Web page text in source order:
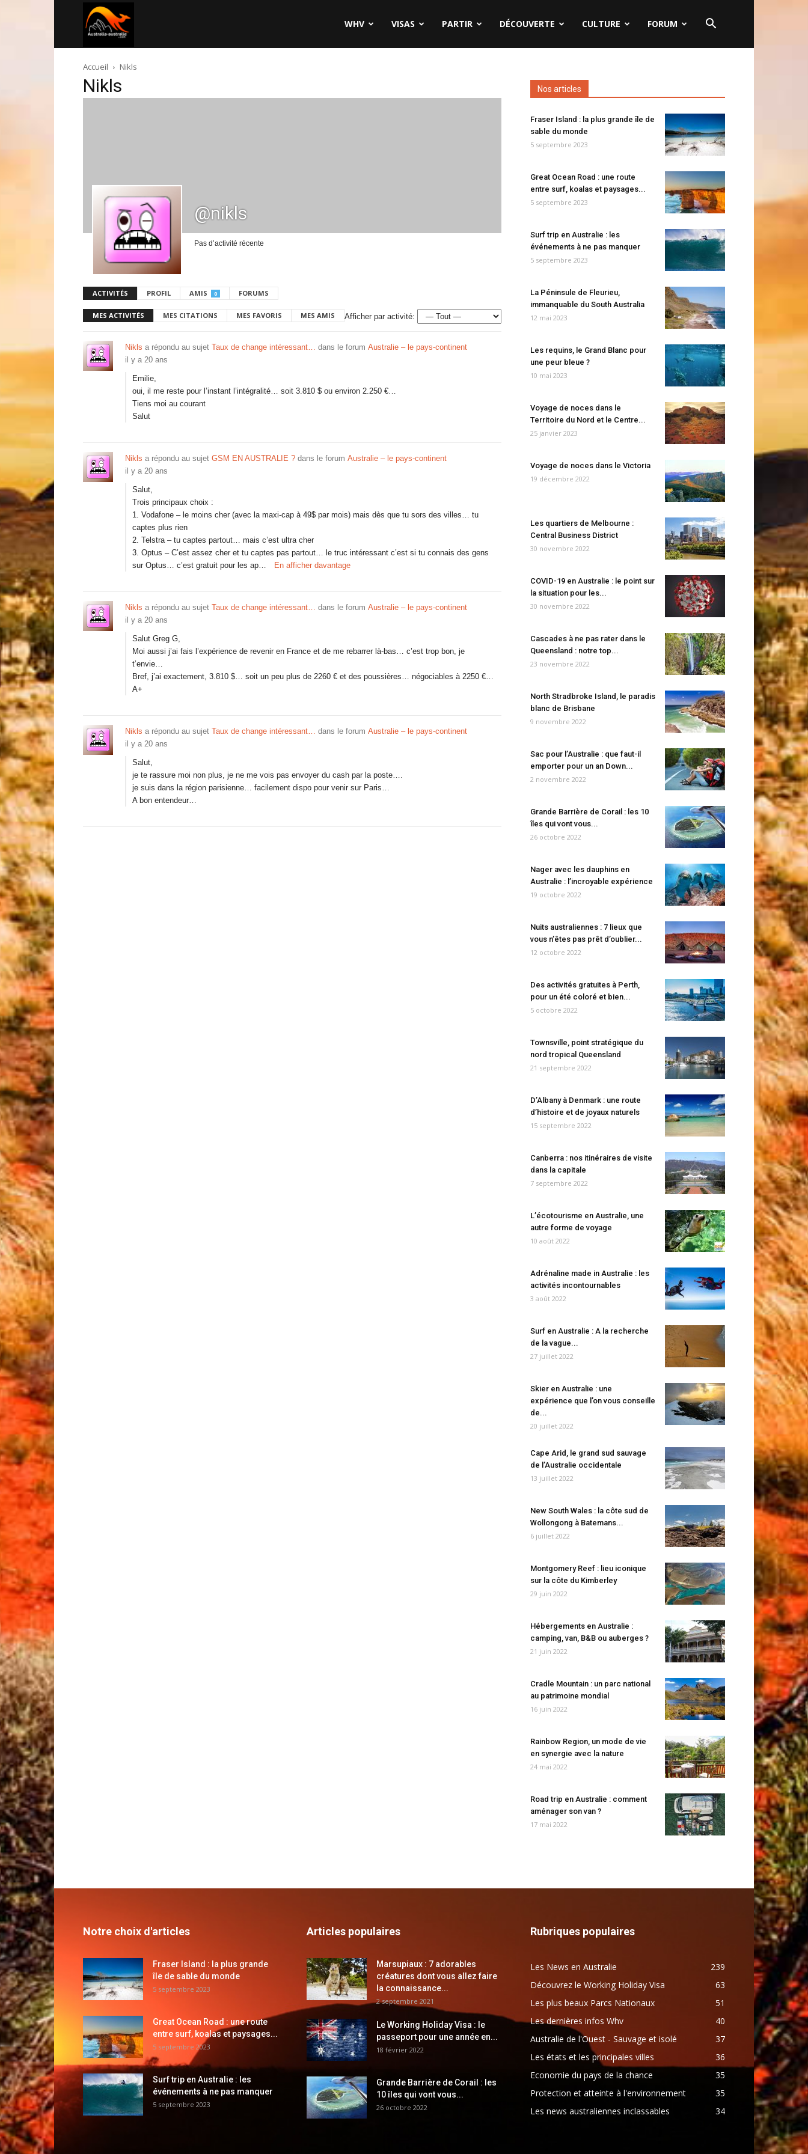
australie.com
WHV VISAS PARTIR DÉCOUVERTE CULTURE FORUM
Accueil Nikls
Nikls
@nikls
Pas d’activité récente
ACTIVITÉS PROFIL AMIS 0 FORUMS
MES ACTIVITÉS MES CITATIONS MES FAVORIS MES AMIS Afficher par activité:
Nikls a répondu au sujet Taux de change intéressant… dans le forum Australie – le pays-continent
il y a 20 ans
Emilie,
oui, il me reste pour l’instant l’intégralité… soit 3.810 $ ou environ 2.250 €…
Tiens moi au courant
Salut
Nikls a répondu au sujet GSM EN AUSTRALIE ? dans le forum Australie – le pays-continent
il y a 20 ans
Salut,
Trois principaux choix :
1. Vodafone – le moins cher (avec la maxi-cap à 49$ par mois) mais dès que tu sors des villes… tu
captes plus rien
2. Telstra – tu captes partout… mais c’est ultra cher
3. Optus – C’est assez cher et tu captes pas partout… le truc intéressant c’est si tu connais des gens
sur Optus… c’est gratuit pour les ap…
En afficher davantage
Nikls a répondu au sujet Taux de change intéressant… dans le forum Australie – le pays-continent
il y a 20 ans
Salut Greg G,
Moi aussi j’ai fais l’expérience de revenir en France et de me rebarrer là-bas… c’est trop bon, je
t’envie…
Bref, j’ai exactement, 3.810 $… soit un peu plus de 2260 € et des poussières… négociables à 2250 €…
A+
Nikls a répondu au sujet Taux de change intéressant… dans le forum Australie – le pays-continent
il y a 20 ans
Salut,
je te rassure moi non plus, je ne me vois pas envoyer du cash par la poste….
je suis dans la région parisienne… facilement dispo pour venir sur Paris…
A bon entendeur…
Nos articles
Fraser Island : la plus grande île de
sable du monde
5 septembre 2023
Great Ocean Road : une route
entre surf, koalas et paysages...
5 septembre 2023
Surf trip en Australie : les
événements à ne pas manquer
5 septembre 2023
La Péninsule de Fleurieu,
immanquable du South Australia
12 mai 2023
Les requins, le Grand Blanc pour
une peur bleue ?
10 mai 2023
Voyage de noces dans le
Territoire du Nord et le Centre...
25 janvier 2023
Voyage de noces dans le Victoria
19 décembre 2022
Les quartiers de Melbourne :
Central Business District
30 novembre 2022
COVID-19 en Australie : le point sur
la situation pour les...
30 novembre 2022
Cascades à ne pas rater dans le
Queensland : notre top...
23 novembre 2022
North Stradbroke Island, le paradis
blanc de Brisbane
9 novembre 2022
Sac pour l’Australie : que faut-il
emporter pour un an Down...
2 novembre 2022
Grande Barrière de Corail : les 10
îles qui vont vous...
26 octobre 2022
Nager avec les dauphins en
Australie : l’incroyable expérience
19 octobre 2022
Nuits australiennes : 7 lieux que
vous n’êtes pas prêt d’oublier...
12 octobre 2022
Des activités gratuites à Perth,
pour un été coloré et bien...
5 octobre 2022
Townsville, point stratégique du
nord tropical Queensland
21 septembre 2022
D’Albany à Denmark : une route
d’histoire et de joyaux naturels
15 septembre 2022
Canberra : nos itinéraires de visite
dans la capitale
7 septembre 2022
L’écotourisme en Australie, une
autre forme de voyage
10 août 2022
Adrénaline made in Australie : les
activités incontournables
3 août 2022
Surf en Australie : A la recherche
de la vague...
27 juillet 2022
Skier en Australie : une
expérience que l’on vous conseille
de...
20 juillet 2022
Cape Arid, le grand sud sauvage
de l’Australie occidentale
13 juillet 2022
New South Wales : la côte sud de
Wollongong à Batemans...
6 juillet 2022
Montgomery Reef : lieu iconique
sur la côte du Kimberley
29 juin 2022
Hébergements en Australie :
camping, van, B&B ou auberges ?
21 juin 2022
Cradle Mountain : un parc national
au patrimoine mondial
16 juin 2022
Rainbow Region, un mode de vie
en synergie avec la nature
24 mai 2022
Road trip en Australie : comment
aménager son van ?
17 mai 2022
Notre choix d'articles
Fraser Island : la plus grande
île de sable du monde
5 septembre 2023
Great Ocean Road : une route
entre surf, koalas et paysages...
5 septembre 2023
Surf trip en Australie : les
événements à ne pas manquer
5 septembre 2023
Articles populaires
Marsupiaux : 7 adorables
créatures dont vous allez faire
la connaissance...
2 septembre 2021
Le Working Holiday Visa : le
passeport pour une année en...
18 février 2022
Grande Barrière de Corail : les
10 îles qui vont vous...
26 octobre 2022
Rubriques populaires
Les News en Australie
239
Découvrez le Working Holiday Visa
63
Les plus beaux Parcs Nationaux
51
Les dernières infos Whv
40
Australie de l'Ouest - Sauvage et isolé
37
Les états et les principales villes
36
Economie du pays de la chance
35
Protection et atteinte à l'environnement
35
Les news australiennes inclassables
34